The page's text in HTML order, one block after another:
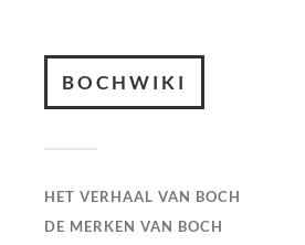
BOCHWIKI
HET VERHAAL VAN BOCH
DE MERKEN VAN BOCH